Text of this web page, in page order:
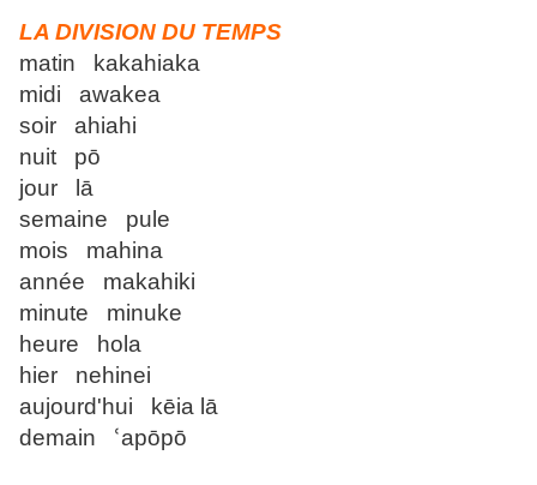
LA DIVISION DU TEMPS
matin kakahiaka
midi awakea
soir ahiahi
nuit pō
jour lā
semaine pule
mois mahina
année makahiki
minute minuke
heure hola
hier nehinei
aujourd'hui kēia lā
demain ՙapōpō